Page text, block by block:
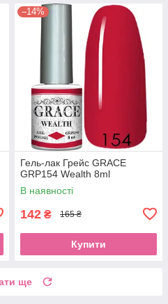
–14%
Гель-лак Грейс GRACE
GRP154 Wealth 8ml
В наявності
142 ₴ 165 ₴
Купити
ще